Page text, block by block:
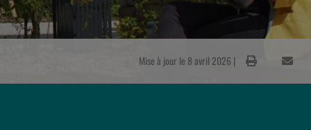
Mise à jour le 8 avril 2026 |